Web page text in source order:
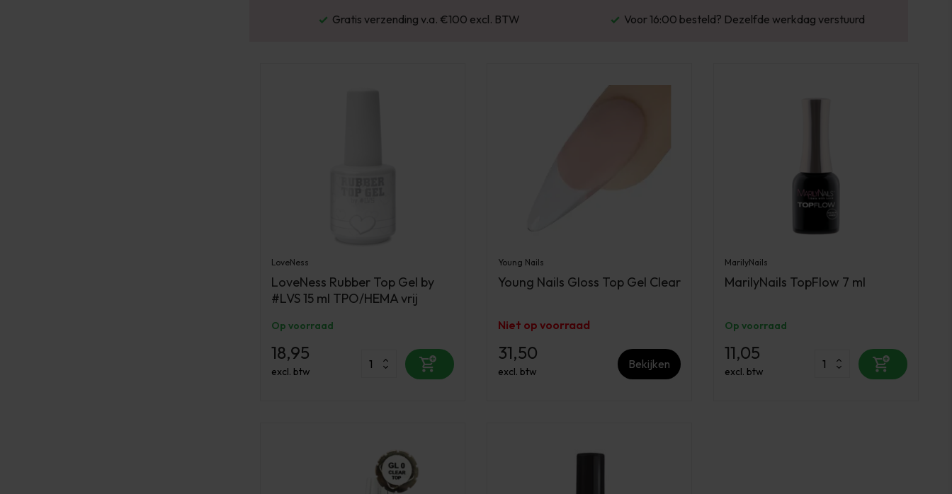
Voor 16:00 besteld? Dezelfde werkdag verstuurd Enorm assortiment & alle bekende merken
LoveNess
LoveNess Rubber Top Gel by
#LVS 15 ml TPO/HEMA vrij
Op voorraad
18,95
excl. btw
Young Nails
Young Nails Gloss Top Gel Clear
Niet op voorraad
31,50
excl. btw
Bekijken
MarilyNails
MarilyNails TopFlow 7 ml
Op voorraad
11,05
excl. btw